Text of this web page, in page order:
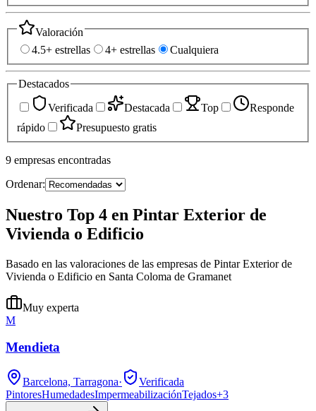
Valoración
4.5+ estrellas
4+ estrellas Cualquiera
Destacados
Verificada
Destacada Top
Responde
rápido
Presupuesto gratis
9 empresas encontradas
Ordenar:
Nuestro Top 4 en Pintar Exterior de
Vivienda o Edificio
Basado en las valoraciones de las empresas de Pintar Exterior de
Vivienda o Edificio en Santa Coloma de Gramanet
Muy experta
M
Mendieta
Barcelona, Tarragona·
Verificada
PintoresHumedadesImpermeabilizaciónTejados+3